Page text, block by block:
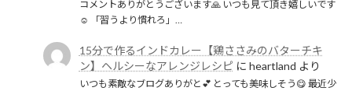
コメントありがとうございます🙏 いつも見て頂き嬉しいです
☺️ 「習うより慣れろ」…
15分で作るインドカレー【鶏ささみのバターチキ
ン】ヘルシーなアレンジレシピ に heartland より
いつも素敵なブログありがと💕 とっても美味しそう😋 最近少